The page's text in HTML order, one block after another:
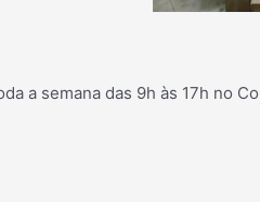
a semana das 9h às 17h no